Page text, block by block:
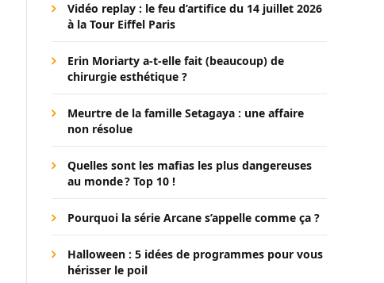
Vidéo replay : le feu d’artifice du 14 juillet 2026
à la Tour Eiffel Paris
Erin Moriarty a-t-elle fait (beaucoup) de
chirurgie esthétique ?
Meurtre de la famille Setagaya : une affaire
non résolue
Quelles sont les mafias les plus dangereuses
au monde ? Top 10 !
Pourquoi la série Arcane s’appelle comme ça ?
Halloween : 5 idées de programmes pour vous
hérisser le poil